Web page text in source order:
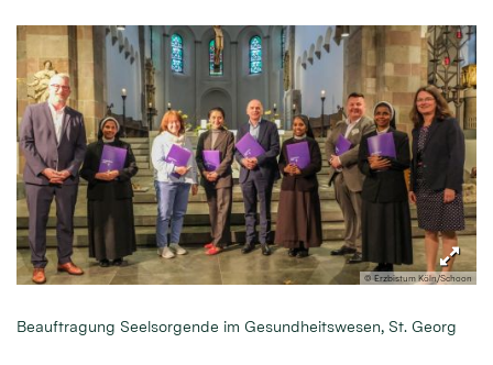
© Erzbistum Köln/Schoon
Beauftragung Seelsorgende im Gesundheitswesen, St. Georg